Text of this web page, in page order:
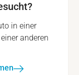
in einer
anderen